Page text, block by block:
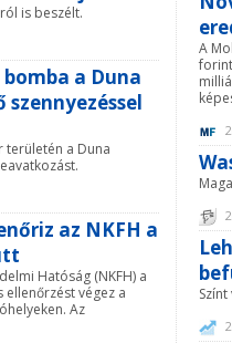
is beszélt.
a Duna
területén a Duna
az NKFH a
Hatóság (NKFH) a
végez a
Az
A